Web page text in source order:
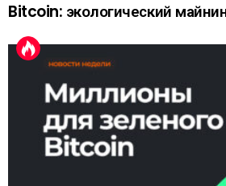
Bitcoin: экологический